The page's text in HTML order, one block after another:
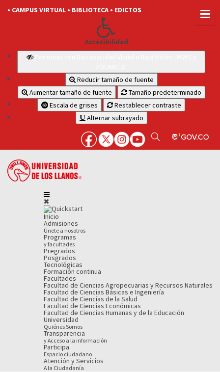
• CAMPUS VIRTUAL • BIBLIOTECA • EDICTOS
Accesibilidad
Reducir tamaño de fuente
Aumentar tamaño de fuente
Tamaño predeterminado
Escala de grises
Restablecer contraste
Alternar subrayado
Inicio
Admisiones
Únete a nosotros
Programas
y facultades
Pregrados
Posgrados
Tecnológicas
Formación continua
Facultades
Facultad de Ciencias Agropecuarias y Recursos Naturales
Facultad de Ciencias Básicas e Ingeniería
Facultad de Ciencias de la Salud
Facultad de Ciencias Económicas
Facultad de Ciencias Humanas y de la Educación
Universidad
Quiénes Somos
Transparencia
y Acceso a la información
Participa
Espacio ciudadano
Atención y Servicios
A la Ciudadanía